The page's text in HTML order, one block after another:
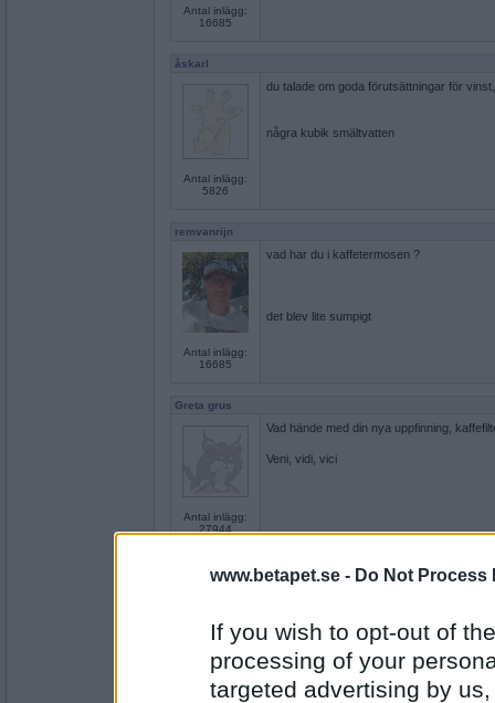
www.betapet.se - Do Not Process
If you wish to opt-out of
processing of your
targeted advertising by
Antal inlägg:
16685
åskarl
Antal inlägg:
5826
du talade om goda förutsättningar för
några kubik smältvatten
remvanrijn
Antal inlägg:
16685
vad har du i kaffetermosen ?
det blev lite sumpigt
Greta grus
Antal inlägg:
27944
Vad hände med din nya uppfinning,
Veni, vidi, vici
SmålandsMira
Antal inlägg:
Ett stort fång tulpaner